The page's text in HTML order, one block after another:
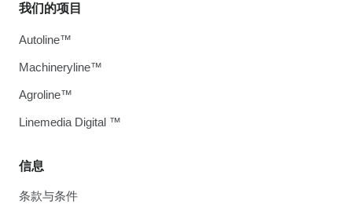
信息
条款与条件
我们的项目
Autoline™
Machineryline™
Agroline™
Linemedia Digital ™